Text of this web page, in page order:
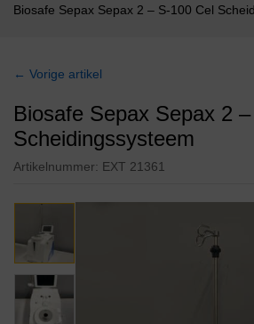
Biosafe Sepax Sepax 2 – S-100 Cel
← Vorige artikel
Biosafe Sepax Sepax 2
Scheidingssysteem
Artikelnummer: EXT 21361